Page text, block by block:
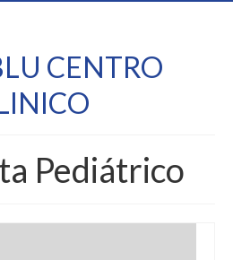
CENTRO
Pediátrico